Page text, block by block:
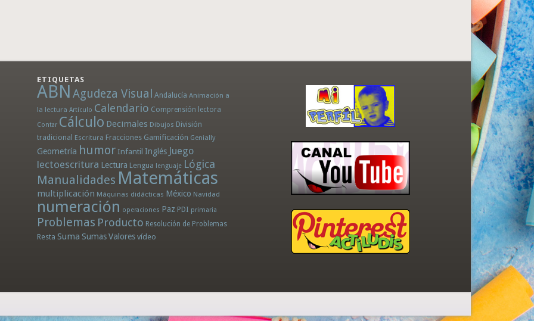
ETIQUETAS
ABN Agudeza Visual Andalucía Animación a
la lectura Artículo Calendario Comprensión lectora
Contar Cálculo Decimales Dibujos División
tradicional Escritura Fracciones Gamificación Genially
Geometría humor Infantil Inglés Juego
lectoescritura Lectura Lengua lenguaje Lógica
Manualidades Matemáticas
multiplicación Máquinas didácticas México Navidad
numeración operaciones Paz PDI primaria
Problemas Producto Resolución de Problemas
Resta Suma SumasValores vídeo